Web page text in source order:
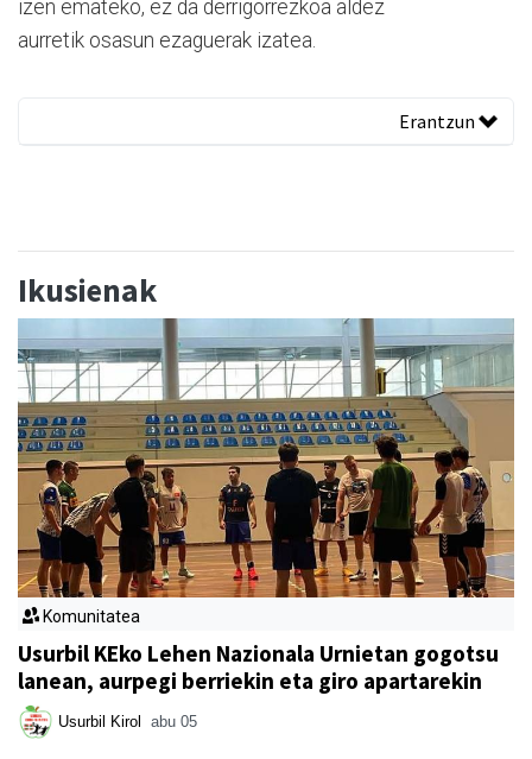
izen emateko, ez da derrigorrezkoa aldez
aurretik osasun ezaguerak izatea.
Erantzun
Ikusienak
Komunitatea
Usurbil KEko Lehen Nazionala Urnietan gogotsu
lanean, aurpegi berriekin eta giro apartarekin
Usurbil Kirol abu 05